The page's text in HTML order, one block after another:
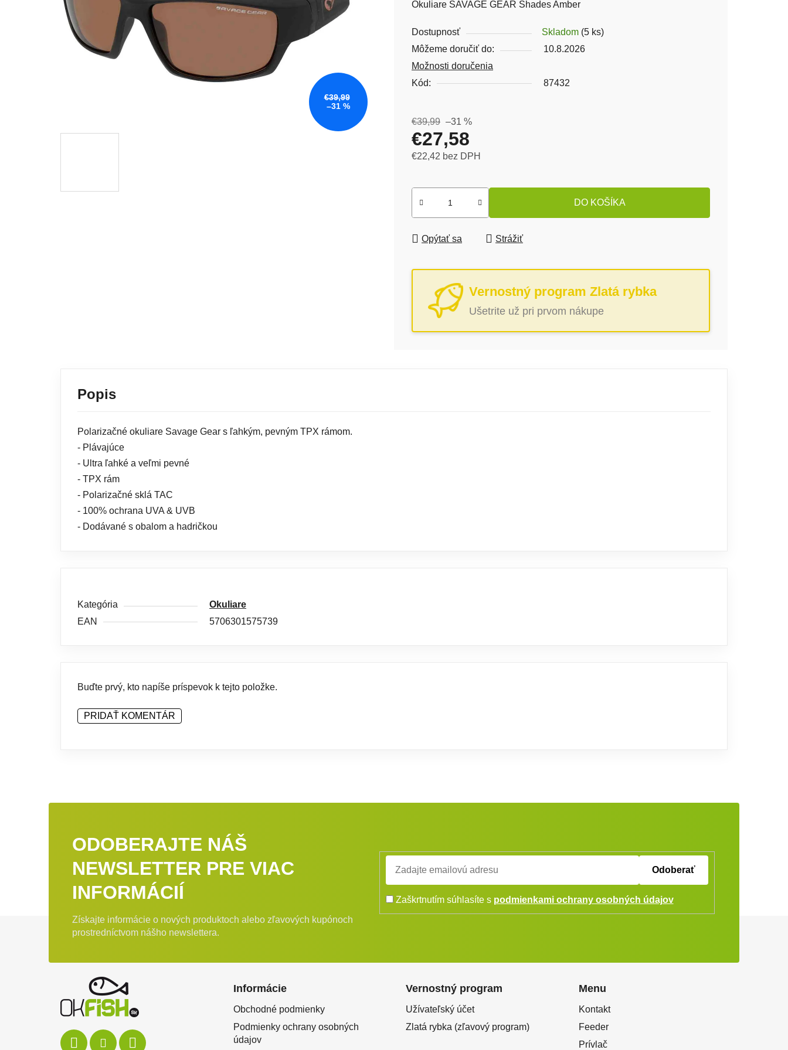
Okuliare SAVAGE GEAR Shades Amber
Dostupnosť Skladom (5 ks)
Môžeme doručiť do:
10.8.2026
Možnosti doručenia
Kód:
87432
€39,99 –31 %
€27,58
€22,42 bez DPH
DO KOŠÍKA
Opýtať sa Strážiť
Vernostný program Zlatá rybka
Ušetrite už pri prvom nákupe
€39,99
–31 %
Popis
Polarizačné okuliare Savage Gear s ľahkým, pevným TPX rámom.
- Plávajúce
- Ultra ľahké a veľmi pevné
- TPX rám
- Polarizačné sklá TAC
- 100% ochrana UVA & UVB
- Dodávané s obalom a hadričkou
Kategória
Okuliare
EAN
5706301575739
Buďte prvý, kto napíše príspevok k tejto položke.
PRIDAŤ KOMENTÁR
ODOBERAJTE NÁŠ
NEWSLETTER PRE VIAC
INFORMÁCIÍ
Získajte informácie o nových produktoch alebo zľavových kupónoch
prostredníctvom nášho newslettera.
Odoberať
Zaškrtnutím súhlasíte s podmienkami ochrany osobných údajov
Informácie
Obchodné podmienky
Podmienky ochrany osobných
údajov
Vernostný program
Užívateľský účet
Zlatá rybka (zľavový program)
Menu
Kontakt
Feeder
Prívlač